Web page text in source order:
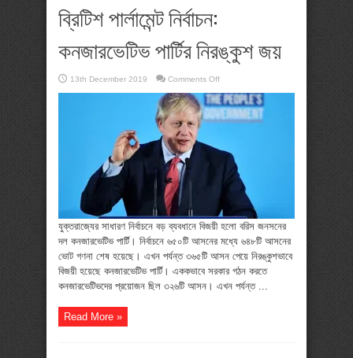
ব্রিটিশ পার্লামেন্ট নির্বাচন:
কনজারভেটিভ পার্টির নিরঙ্কুশ জয়
13th December 2019 Comments Offon
পার্লামেন্ট
নির্বাচন:
পার্টির
যুক্তরাজ্যের সাধারণ নির্বাচনে বড় ব্যবধানে বিজয়ী হলো বরিস জনসনের
দল কনজারভেটিভ পার্টি। নির্বাচনে ৬৫০টি আসনের মধ্যে ৬৪৮টি আসনের
ভোট গণনা শেষ হয়েছে। এখন পর্যন্ত ৩৬৫টি আসন পেয়ে নিরঙ্কুশভাবে
বিজয়ী হয়েছে কনজারভেটিভ পার্টি। এককভাবে সরকার গঠন করতে
কনজারভেটিভদের প্রয়োজন ছিল ৩২৬টি আসন। এখন পর্যন্ত ...
Read More »